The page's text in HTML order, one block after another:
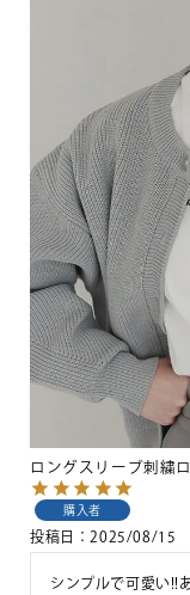
ロングスリーブ刺繍
購入者
投稿日 2025/08/15
シンプルで可愛い!!